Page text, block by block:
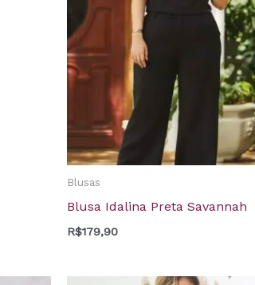
Blusas
Blusa Idalina Preta Savannah
R$179,90